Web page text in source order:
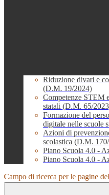
Riduzione divari e
(D.M. 19/2024)
Competenze STEM
statali (D.M. 65/
Formazione del
digitale nelle scuole
Azioni di
scolastica (D.M.
Piano Scuola 4.0 -
Piano Scuola 4.0 -
Campo di ricerca per le pagine